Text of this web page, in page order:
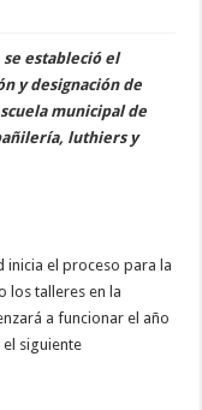
se estableció el
y designación de
municipal de
luthiers y
inicia el proceso para la
los talleres en la
a funcionar el año
siguiente